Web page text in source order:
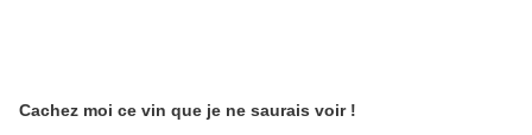
Cachez moi ce vin que je ne saurais voir !